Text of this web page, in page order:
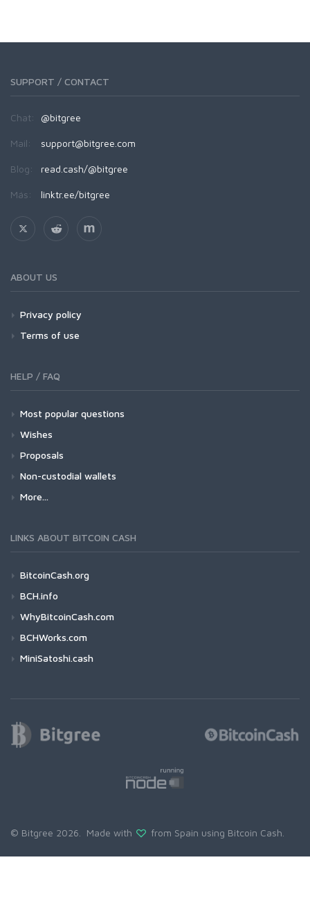
SUPPORT / CONTACT
Chat: @bitgree
Mail: support@bitgree.com
Blog: read.cash/@bitgree
Más: linktr.ee/bitgree
ABOUT US
Privacy policy
Terms of use
HELP / FAQ
Most popular questions
Wishes
Proposals
Non-custodial wallets
More...
LINKS ABOUT BITCOIN CASH
BitcoinCash.org
BCH.info
WhyBitcoinCash.com
BCHWorks.com
MiniSatoshi.cash
© Bitgree 2026. Made with from Spain using Bitcoin Cash